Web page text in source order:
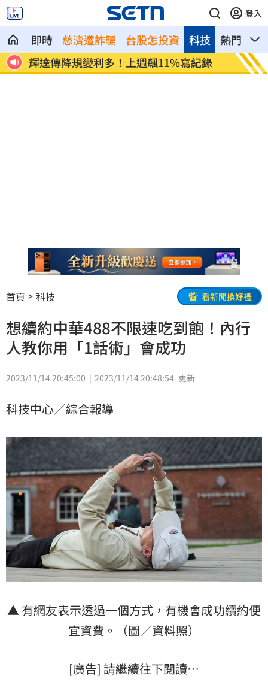
登入
即時 慈濟遭詐騙 台股怎投資 熱門 影
科技
變利多！上週飆11%寫紀錄
Ozone林佳辰親下
動
首頁 科技 看新聞換好禮
想續約中華488不限速吃到飽！內行
人教你用「1話術」會成功
2023/11/14 20:45:00 2023/11/14 20:48:54 更新
科技中心／綜合報導
▲ 有網友表示透過一個方式，有機會成功續約便
宜資費。（圖／資料照）
[廣告] 請繼續往下閱讀…